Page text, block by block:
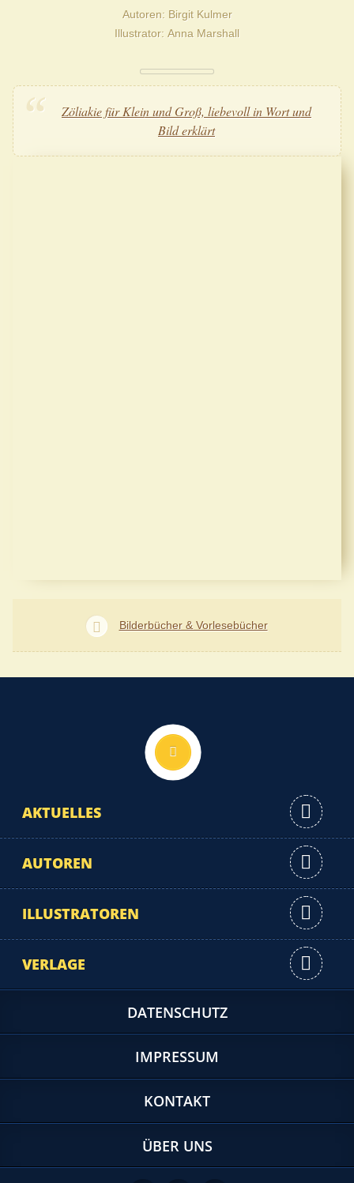
Autoren Birgit Kulmer
Illustrator Anna Marshall
Zöliakie für Klein und Groß, liebevoll in Wort und
Bild erklärt
Bilderbücher & Vorlesebücher
AKTUELLES
AUTOREN
ILLUSTRATOREN
VERLAGE
DATENSCHUTZ
IMPRESSUM
KONTAKT
ÜBER UNS